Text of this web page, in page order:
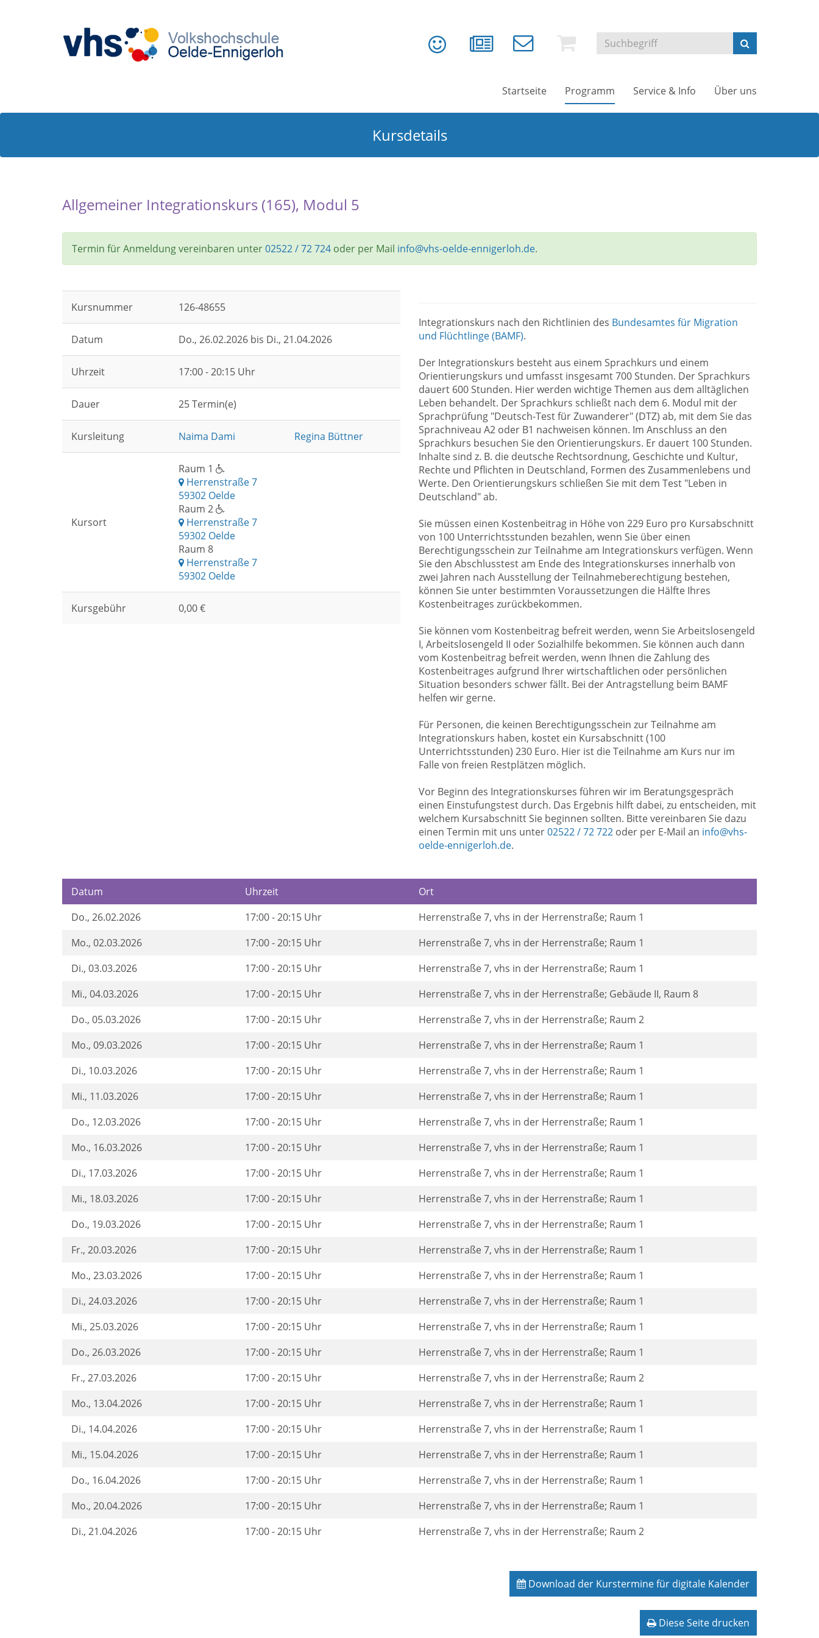
Startseite Programm Service & Info Über uns
Kursdetails
Allgemeiner Integrationskurs (165), Modul 5
Termin für Anmeldung vereinbaren unter02522 / 72 724 oder per Mail info@vhs-oelde-ennigerloh.de.
Kursnummer 126-48655
Datum Do., 26.02.2026 bis Di., 21.04.2026
Uhrzeit 17:00 - 20:15 Uhr
Dauer 25 Termin(e)
Kursleitung Naima Dami Regina Büttner
Kursort
Raum 1
Herrenstraße 7
59302 Oelde
Raum 2
Herrenstraße 7
59302 Oelde
Raum 8
Herrenstraße 7
59302 Oelde
Kursgebühr 0,00 €
Integrationskurs nach den Richtlinien des Bundesamtes für Migration
und Flüchtlinge (BAMF).
Der Integrationskurs besteht aus einem Sprachkurs und einem
Orientierungskurs und umfasst insgesamt 700 Stunden. Der Sprachkurs
dauert 600 Stunden. Hier werden wichtige Themen aus dem alltäglichen
Leben behandelt. Der Sprachkurs schließt nach dem 6. Modul mit der
Sprachprüfung "Deutsch-Test für Zuwanderer" (DTZ) ab, mit dem Sie das
Sprachniveau A2 oder B1 nachweisen können. Im Anschluss an den
Sprachkurs besuchen Sie den Orientierungskurs. Er dauert 100 Stunden.
Inhalte sind z. B. die deutsche Rechtsordnung, Geschichte und Kultur,
Rechte und Pflichten in Deutschland, Formen des Zusammenlebens und
Werte. Den Orientierungskurs schließen Sie mit dem Test "Leben in
Deutschland" ab.
Sie müssen einen Kostenbeitrag in Höhe von 229 Euro pro Kursabschnitt
von 100 Unterrichtsstunden bezahlen, wenn Sie über einen
Berechtigungsschein zur Teilnahme am Integrationskurs verfügen. Wenn
Sie den Abschlusstest am Ende des Integrationskurses innerhalb von
zwei Jahren nach Ausstellung der Teilnahmeberechtigung bestehen,
können Sie unter bestimmten Voraussetzungen die Hälfte Ihres
Kostenbeitrages zurückbekommen.
Sie können vom Kostenbeitrag befreit werden, wenn Sie Arbeitslosengeld
I, Arbeitslosengeld II oder Sozialhilfe bekommen. Sie können auch dann
vom Kostenbeitrag befreit werden, wenn Ihnen die Zahlung des
Kostenbeitrages aufgrund Ihrer wirtschaftlichen oder persönlichen
Situation besonders schwer fällt. Bei der Antragstellung beim BAMF
helfen wir gerne.
Für Personen, die keinen Berechtigungsschein zur Teilnahme am
Integrationskurs haben, kostet ein Kursabschnitt (100
Unterrichtsstunden) 230 Euro. Hier ist die Teilnahme am Kurs nur im
Falle von freien Restplätzen möglich.
Vor Beginn des Integrationskurses führen wir im Beratungsgespräch
einen Einstufungstest durch. Das Ergebnis hilft dabei, zu entscheiden, mit
welchem Kursabschnitt Sie beginnen sollten. Bitte vereinbaren Sie dazu
einen Termin mit uns unter02522 / 72 722 oder per E-Mail an info@vhs-
oelde-ennigerloh.de.
Datum Uhrzeit
Ort
Do., 26.02.2026 17:00 - 20:15 Uhr
Herrenstraße 7, vhs in der Herrenstraße; Raum 1
Mo., 02.03.2026 17:00 - 20:15 Uhr
Herrenstraße 7, vhs in der Herrenstraße; Raum 1
Di., 03.03.2026 17:00 - 20:15 Uhr
Herrenstraße 7, vhs in der Herrenstraße; Raum 1
Mi., 04.03.2026 17:00 - 20:15 Uhr
Herrenstraße 7, vhs in der Herrenstraße; Gebäude II, Raum 8
Do., 05.03.2026 17:00 - 20:15 Uhr
Herrenstraße 7, vhs in der Herrenstraße; Raum 2
Mo., 09.03.2026 17:00 - 20:15 Uhr
Herrenstraße 7, vhs in der Herrenstraße; Raum 1
Di., 10.03.2026 17:00 - 20:15 Uhr
Herrenstraße 7, vhs in der Herrenstraße; Raum 1
Mi., 11.03.2026 17:00 - 20:15 Uhr
Herrenstraße 7, vhs in der Herrenstraße; Raum 1
Do., 12.03.2026 17:00 - 20:15 Uhr
Herrenstraße 7, vhs in der Herrenstraße; Raum 1
Mo., 16.03.2026 17:00 - 20:15 Uhr
Herrenstraße 7, vhs in der Herrenstraße; Raum 1
Di., 17.03.2026 17:00 - 20:15 Uhr
Herrenstraße 7, vhs in der Herrenstraße; Raum 1
Mi., 18.03.2026 17:00 - 20:15 Uhr
Herrenstraße 7, vhs in der Herrenstraße; Raum 1
Do., 19.03.2026 17:00 - 20:15 Uhr
Herrenstraße 7, vhs in der Herrenstraße; Raum 1
Fr., 20.03.2026 17:00 - 20:15 Uhr
Herrenstraße 7, vhs in der Herrenstraße; Raum 1
Mo., 23.03.2026 17:00 - 20:15 Uhr
Herrenstraße 7, vhs in der Herrenstraße; Raum 1
Di., 24.03.2026 17:00 - 20:15 Uhr
Herrenstraße 7, vhs in der Herrenstraße; Raum 1
Mi., 25.03.2026 17:00 - 20:15 Uhr
Herrenstraße 7, vhs in der Herrenstraße; Raum 1
Do., 26.03.2026 17:00 - 20:15 Uhr
Herrenstraße 7, vhs in der Herrenstraße; Raum 1
Fr., 27.03.2026 17:00 - 20:15 Uhr
Herrenstraße 7, vhs in der Herrenstraße; Raum 2
Mo., 13.04.2026 17:00 - 20:15 Uhr
Herrenstraße 7, vhs in der Herrenstraße; Raum 1
Di., 14.04.2026 17:00 - 20:15 Uhr
Herrenstraße 7, vhs in der Herrenstraße; Raum 1
Mi., 15.04.2026 17:00 - 20:15 Uhr
Herrenstraße 7, vhs in der Herrenstraße; Raum 1
Do., 16.04.2026 17:00 - 20:15 Uhr
Herrenstraße 7, vhs in der Herrenstraße; Raum 1
Mo., 20.04.2026 17:00 - 20:15 Uhr
Herrenstraße 7, vhs in der Herrenstraße; Raum 1
Di., 21.04.2026 17:00 - 20:15 Uhr Herrenstraße 7, vhs in der Herrenstraße; Raum 2
Download der Kurstermine für digitale Kalender
Diese Seite drucken